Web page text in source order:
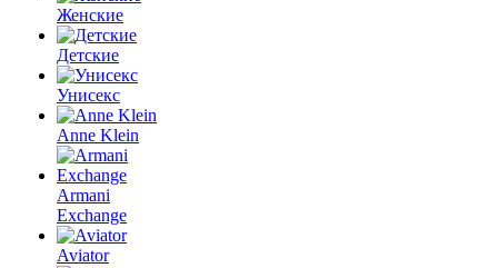
Женские
Детские
Унисекс
Anne Klein
Armani
Exchange
Aviator